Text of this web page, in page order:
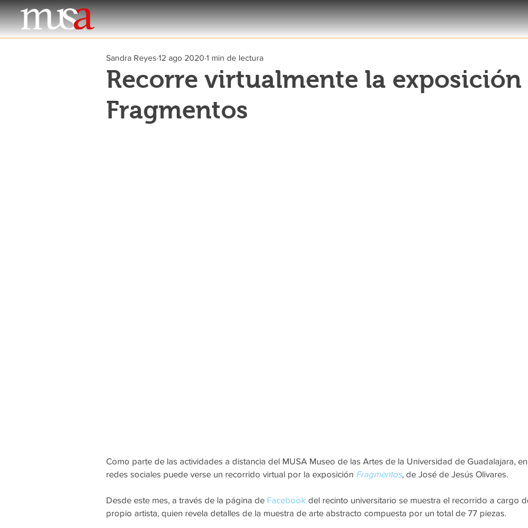
Recorre virtualmente la exposición
Fragmentos
Sandra Reyes 12 ago 2020 1 min de lectura
Como parte de las actividades a distancia del MUSA Museo de las Artes de la Universidad de Guadalajara,
redes sociales puede verse un recorrido virtual por la exposición Fragmentos, de José de Jesús Olivares.
Desde este mes, a través de la página de Facebook del recinto universitario se muestra el recorrido a cargo
propio artista, quien revela detalles de la muestra de arte abstracto compuesta por un total de 77 piezas.